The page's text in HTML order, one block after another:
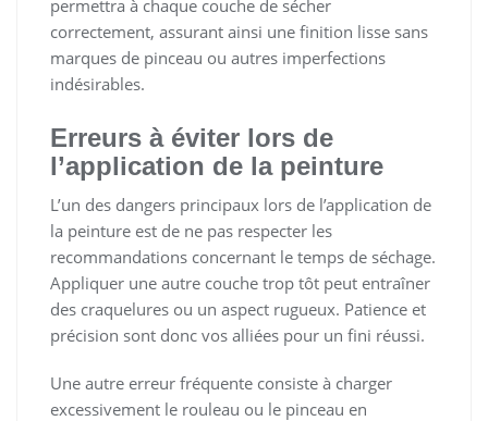
permettra à chaque couche de sécher
correctement, assurant ainsi une finition lisse sans
marques de pinceau ou autres imperfections
indésirables.
Erreurs à éviter lors de
l’application de la peinture
L’un des dangers principaux lors de l’application de
la peinture est de ne pas respecter les
recommandations concernant le temps de séchage.
Appliquer une autre couche trop tôt peut entraîner
des craquelures ou un aspect rugueux. Patience et
précision sont donc vos alliées pour un fini réussi.
Une autre erreur fréquente consiste à charger
excessivement le rouleau ou le pinceau en